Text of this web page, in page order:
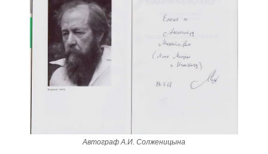
Автограф А.И. Солженицына